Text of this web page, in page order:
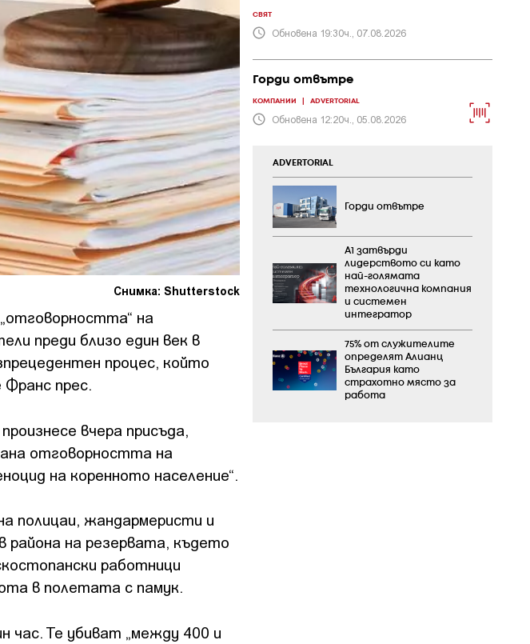
Снимка: Shutterstock
на
преди близо един век в
процес, който
прес.
вчера присъда,
отговорността на
на коренното население“.
полицаи, жандармеристи и
района на резервата, където
работници
в полетата с памук.
Те убиват „между 400 и
СВЯТ
Обновена 19:30ч., 07.08.2026
Горди отвътре
КОМПАНИИ ADVERTORIAL
Обновена 12:20ч., 05.08.2026
ADVERTORIAL
Горди отвътре
А1 затвърди
лидерството си като
най-голямата
технологична компания
и системен
интегратор
75% от служителите
определят Алианц
България като
страхотно място за
работа